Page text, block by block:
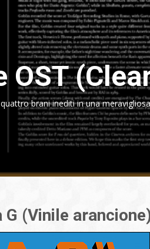
OST
brani inediti in una
G (Vinile